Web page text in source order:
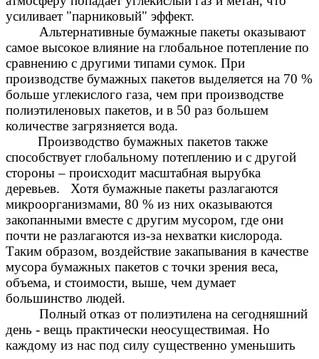
усиливает "парниковый" эффект.
Альтернативныебумажные пакеты оказывают
самое высокое влияние на глобальное потепление по
сравнению с другими типами сумок. При
производстве бумажных пакетов выделяется на 70 %
больше углекислого газа, чем при производстве
полиэтиленовых пакетов, и в 50 раз большем
количестве загрязняется вода.
Производство бумажных пакетов также
способствует глобальному потеплению и с другой
стороны – происходит масштабная вырубка
деревьев. Хотя бумажные пакеты разлагаются
микроорганизмами, 80 % из них оказываются
закопанными вместе с другим мусором, где они
почти не разлагаются из-за нехватки кислорода.
Таким образом, воздействие закапывания в качестве
мусора бумажных пакетов с точки зрения веса,
объема, и стоимости, выше, чем думает
большинство людей.
Полный отказ от полиэтилена на сегодняшний
день - вещь практически неосуществимая. Но
каждому из нас под силу существенно уменьшить